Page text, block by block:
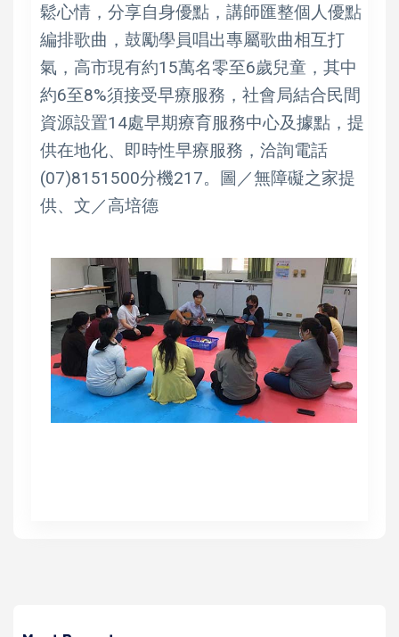
鬆心情，分享自身優點，講師匯整個人優點
編排歌曲，鼓勵學員唱出專屬歌曲相互打
氣，高市現有約15萬名零至6歲兒童，其中
約6至8%須接受早療服務，社會局結合民間
資源設置14處早期療育服務中心及據點，提
供在地化、即時性早療服務，洽詢電話
(07)8151500分機217。圖／無障礙之家提
供、文／高培德
創佳績